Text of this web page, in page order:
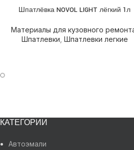
ПОДРОБНЕЕ
Шпатлёвка NOVOL LIGHT лёгкий 1л
Материалы для кузовного
Шпатлевки Шпатлевки легкие
КАТЕГОРИИ
Автоэмали